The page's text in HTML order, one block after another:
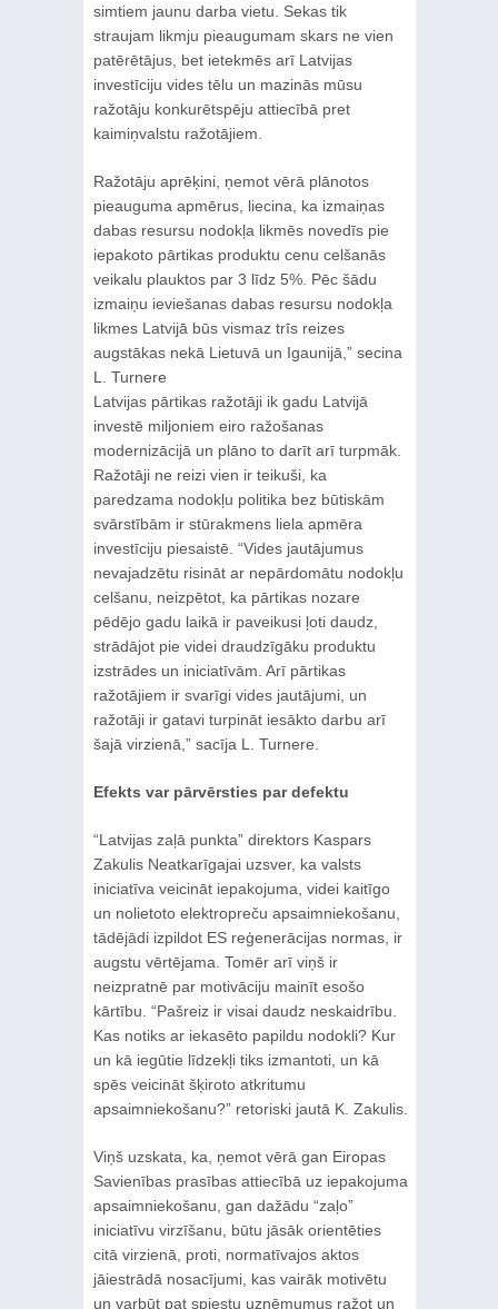
simtiem jaunu darba vietu. Sekas tik
straujam likmju pieaugumam skars ne vien
patērētājus, bet ietekmēs arī Latvijas
investīciju vides tēlu un mazinās mūsu
ražotāju konkurētspēju attiecībā pret
kaimiņvalstu ražotājiem.
Ražotāju aprēķini, ņemot vērā plānotos
pieauguma apmērus, liecina, ka izmaiņas
dabas resursu nodokļa likmēs novedīs pie
iepakoto pārtikas produktu cenu celšanās
veikalu plauktos par 3 līdz 5%. Pēc šādu
izmaiņu ieviešanas dabas resursu nodokļa
likmes Latvijā būs vismaz trīs reizes
augstākas nekā Lietuvā un Igaunijā,” secina
L. Turnere
Latvijas pārtikas ražotāji ik gadu Latvijā
investē miljoniem eiro ražošanas
modernizācijā un plāno to darīt arī turpmāk.
Ražotāji ne reizi vien ir teikuši, ka
paredzama nodokļu politika bez būtiskām
svārstībām ir stūrakmens liela apmēra
investīciju piesaistē. “Vides jautājumus
nevajadzētu risināt ar nepārdomātu nodokļu
celšanu, neizpētot, ka pārtikas nozare
pēdējo gadu laikā ir paveikusi ļoti daudz,
strādājot pie videi draudzīgāku produktu
izstrādes un iniciatīvām. Arī pārtikas
ražotājiem ir svarīgi vides jautājumi, un
ražotāji ir gatavi turpināt iesākto darbu arī
šajā virzienā,” sacīja L. Turnere.
Efekts var pārvērsties par defektu
“Latvijas zaļā punkta” direktors Kaspars
Zakulis Neatkarīgajai uzsver, ka valsts
iniciatīva veicināt iepakojuma, videi kaitīgo
un nolietoto elektropreču apsaimniekošanu,
tādējādi izpildot ES reģenerācijas normas, ir
augstu vērtējama. Tomēr arī viņš ir
neizpratnē par motivāciju mainīt esošo
kārtību. “Pašreiz ir visai daudz neskaidrību.
Kas notiks ar iekasēto papildu nodokli? Kur
un kā iegūtie līdzekļi tiks izmantoti, un kā
spēs veicināt šķiroto atkritumu
apsaimniekošanu?” retoriski jautā K. Zakulis.
Viņš uzskata, ka, ņemot vērā gan Eiropas
Savienības prasības attiecībā uz iepakojuma
apsaimniekošanu, gan dažādu “zaļo”
iniciatīvu virzīšanu, būtu jāsāk orientēties
citā virzienā, proti, normatīvajos aktos
jāiestrādā nosacījumi, kas vairāk motivētu
un varbūt pat spiestu uzņēmumus ražot un